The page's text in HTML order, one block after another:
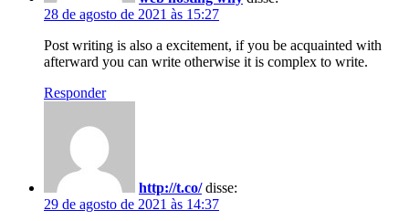
28 de agosto de 2021 às 15:27
Post writing is also a excitement, if you be acquainted with
afterward you can write otherwise it is complex to write.
Responder
http://t.co/ disse:
29 de agosto de 2021 às 14:37